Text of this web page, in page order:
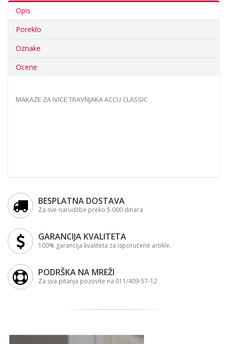
Opis
Poreklo
Oznake
Ocene
MAKAZE ZA IVICE TRAVNJAKA ACCU CLASSIC
BESPLATNA DOSTAVA
Za sve narudžbe preko 5.000 dinara
GARANCIJA KVALITETA
100% garancija kvaliteta za isporučene artikle.
PODRŠKA NA MREŽI
Za sva pitanja pozovite na 011/409-57-12